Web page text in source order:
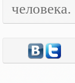
человека.